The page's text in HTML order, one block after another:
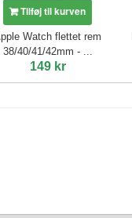
Tilføj til kurven
Watch flettet rem
38/40/41/42mm - ...
149 kr